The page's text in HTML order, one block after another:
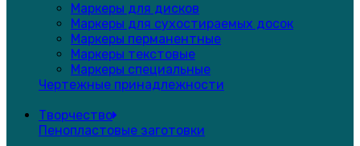
Маркеры для дисков
Маркеры для сухостираемых досок
Маркеры перманентные
Маркеры текстовые
Маркеры специальные
Чертежные принадлежности
Творчество
Пенопластовые заготовки